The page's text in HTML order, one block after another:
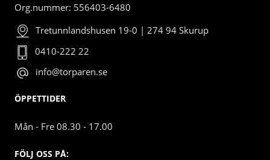
Org.nummer: 556403-6480
Tretunnlandshusen 19-0 | 274 94 Skurup
0410-222 22
info@torparen.se
ÖPPETTIDER
Mån - Fre 08.30 - 17.00
FÖLJ OSS PÅ: